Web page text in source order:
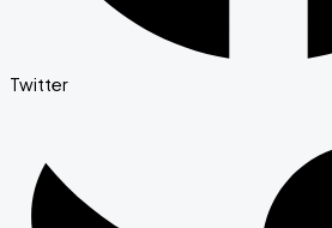
Twitter